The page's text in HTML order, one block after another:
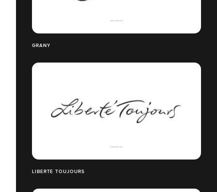
GRANY
LIBERTÉ TOUJOURS